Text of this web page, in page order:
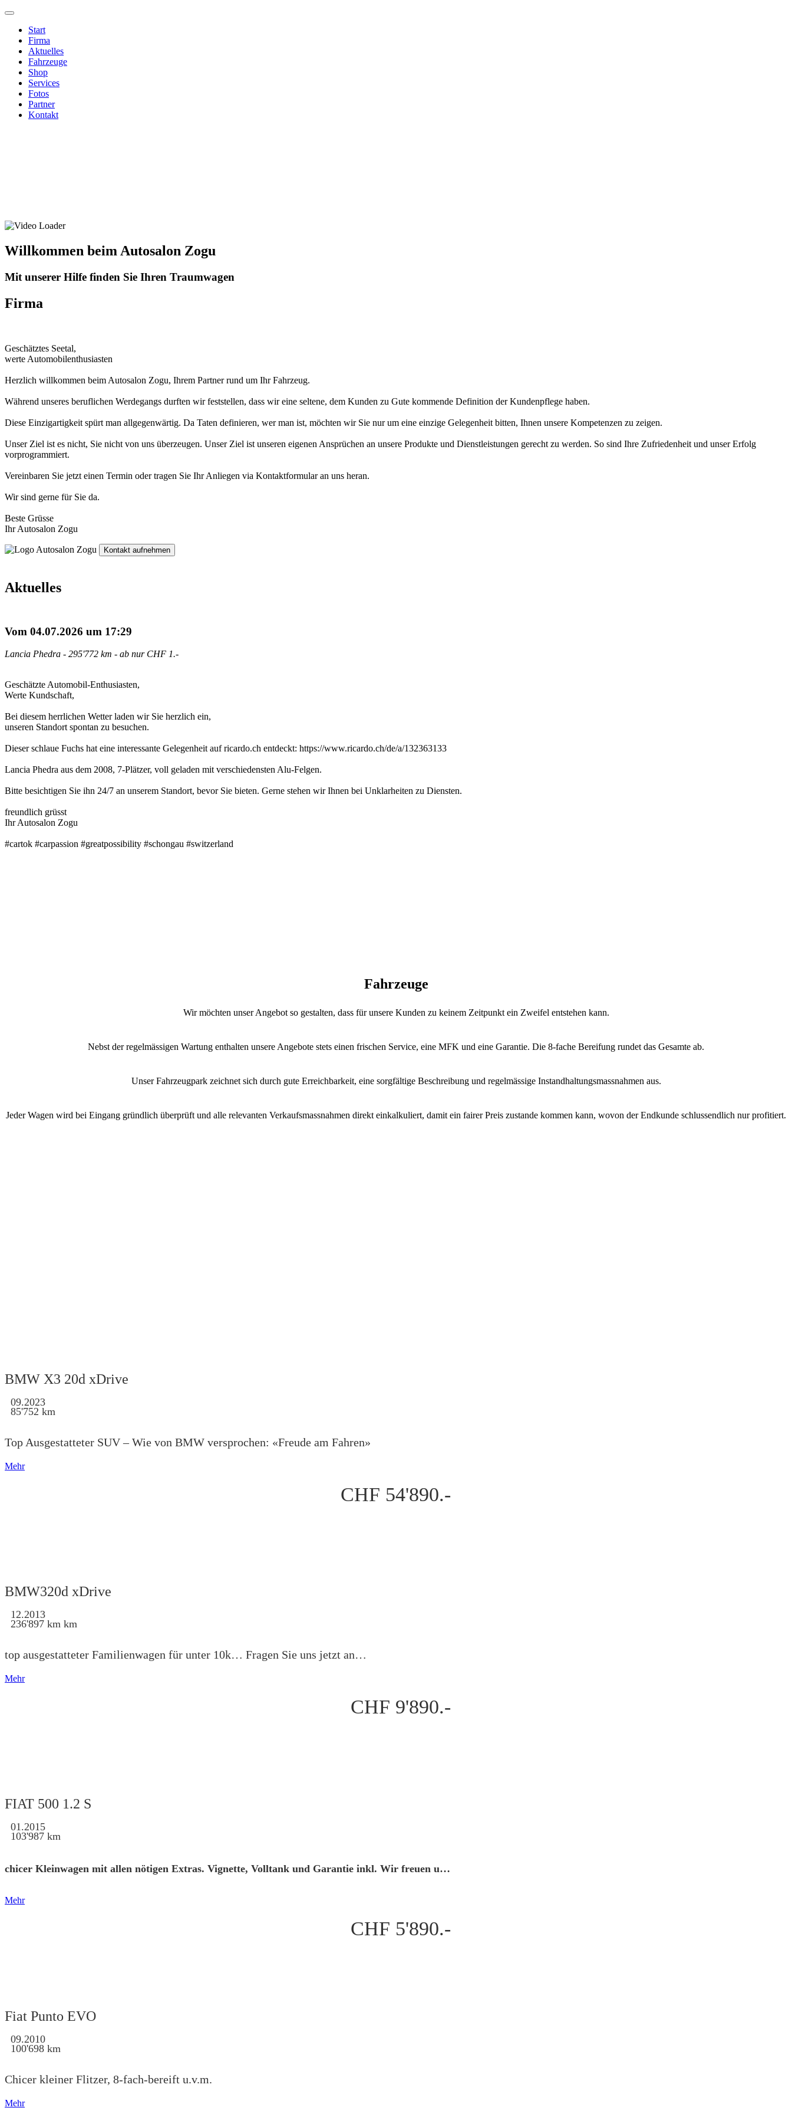
Start
Firma
Aktuelles
Fahrzeuge
Shop
Services
Fotos
Partner
Kontakt
Willkommen beim Autosalon Zogu
Mit unserer Hilfe finden Sie Ihren Traumwagen
Firma
Geschätztes Seetal,
werte Automobilenthusiasten
Herzlich willkommen beim Autosalon Zogu, Ihrem Partner rund um Ihr Fahrzeug.
Während unseres beruflichen Werdegangs durften wir feststellen, dass wir eine seltene, dem Kunden zu Gute kommende Definition der Kundenpflege haben.
Diese Einzigartigkeit spürt man allgegenwärtig. Da Taten definieren, wer man ist, möchten wir Sie nur um eine einzige Gelegenheit bitten, Ihnen unsere Kompetenzen zu zeigen.
Unser Ziel ist es nicht, Sie nicht von uns überzeugen. Unser Ziel ist unseren eigenen Ansprüchen an unsere Produkte und Dienstleistungen gerecht zu werden. So sind Ihre Zufriedenheit und unser Erfolg
vorprogrammiert.
Vereinbaren Sie jetzt einen Termin oder tragen Sie Ihr Anliegen via Kontaktformular an uns heran.
Wir sind gerne für Sie da.
Beste Grüsse
Ihr Autosalon Zogu
Kontakt aufnehmen
Aktuelles
Vom 04.07.2026 um 17:29
Lancia Phedra - 295'772 km - ab nur CHF 1.-
Geschätzte Automobil-Enthusiasten,
Werte Kundschaft,
Bei diesem herrlichen Wetter laden wir Sie herzlich ein,
unseren Standort spontan zu besuchen.
Dieser schlaue Fuchs hat eine interessante Gelegenheit auf ricardo.ch entdeckt: https://www.ricardo.ch/de/a/132363133
Lancia Phedra aus dem 2008, 7-Plätzer, voll geladen mit verschiedensten Alu-Felgen.
Bitte besichtigen Sie ihn 24/7 an unserem Standort, bevor Sie bieten. Gerne stehen wir Ihnen bei Unklarheiten zu Diensten.
freundlich grüsst
Ihr Autosalon Zogu
#cartok #carpassion #greatpossibility #schongau #switzerland
Fahrzeuge
Wir möchten unser Angebot so gestalten, dass für unsere Kunden zu keinem Zeitpunkt ein Zweifel entstehen kann.​
Nebst der regelmässigen Wartung enthalten unsere Angebote stets einen frischen Service, eine MFK und eine Garantie. Die 8-fache Bereifung rundet das Gesamte ab.​
Unser Fahrzeugpark zeichnet sich durch gute Erreichbarkeit, eine sorgfältige Beschreibung und regelmässige Instandhaltungsmassnahmen aus.
Jeder Wagen wird bei Eingang gründlich überprüft und alle relevanten Verkaufsmassnahmen direkt einkalkuliert, damit ein fairer Preis zustande kommen kann, wovon der Endkunde schlussendlich nur profitiert.​
BMW X3 20d xDrive
09.2023
85'752 km
Top Ausgestatteter SUV – Wie von BMW versprochen: «Freude am Fahren»
Mehr
CHF 54'890.-
BMW320d xDrive
12.2013
236'897 km km
top ausgestatteter Familienwagen für unter 10k… Fragen Sie uns jetzt an…
Mehr
CHF 9'890.-
FIAT 500 1.2 S
01.2015
103'987 km
chicer Kleinwagen mit allen nötigen Extras. Vignette, Volltank und Garantie inkl. Wir freuen uns auf Ihren Besuch.
Mehr
CHF 5'890.-
Fiat Punto EVO
09.2010
100'698 km
Chicer kleiner Flitzer, 8-fach-bereift u.v.m.
Mehr